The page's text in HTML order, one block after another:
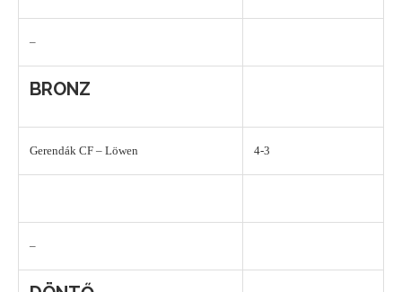
–
BRONZ
Gerendák CF – Löwen 4-3
–